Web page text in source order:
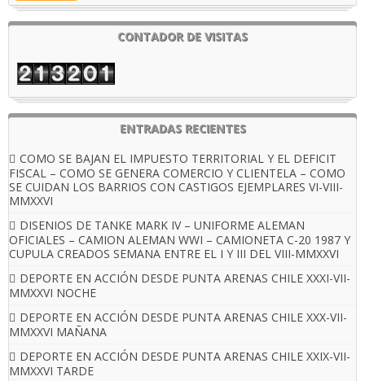
CONTADOR DE VISITAS
ENTRADAS RECIENTES
COMO SE BAJAN EL IMPUESTO TERRITORIAL Y EL DEFICIT
FISCAL – COMO SE GENERA COMERCIO Y CLIENTELA – COMO
SE CUIDAN LOS BARRIOS CON CASTIGOS EJEMPLARES VI-VIII-
MMXXVI
DISENIOS DE TANKE MARK IV – UNIFORME ALEMAN
OFICIALES – CAMION ALEMAN WWI – CAMIONETA C-20 1987 Y
CUPULA CREADOS SEMANA ENTRE EL I Y III DEL VIII-MMXXVI
DEPORTE EN ACCIÓN DESDE PUNTA ARENAS CHILE XXXI-VII-
MMXXVI NOCHE
DEPORTE EN ACCIÓN DESDE PUNTA ARENAS CHILE XXX-VII-
MMXXVI MAÑANA
DEPORTE EN ACCIÓN DESDE PUNTA ARENAS CHILE XXIX-VII-
MMXXVI TARDE